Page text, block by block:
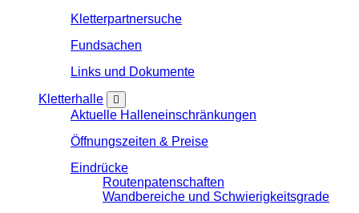
Kletterpartnersuche
Fundsachen
Links und Dokumente
Kletterhalle
Aktuelle Halleneinschränkungen
Öffnungszeiten & Preise
Eindrücke
Routenpatenschaften
Wandbereiche und Schwierigkeitsgrade